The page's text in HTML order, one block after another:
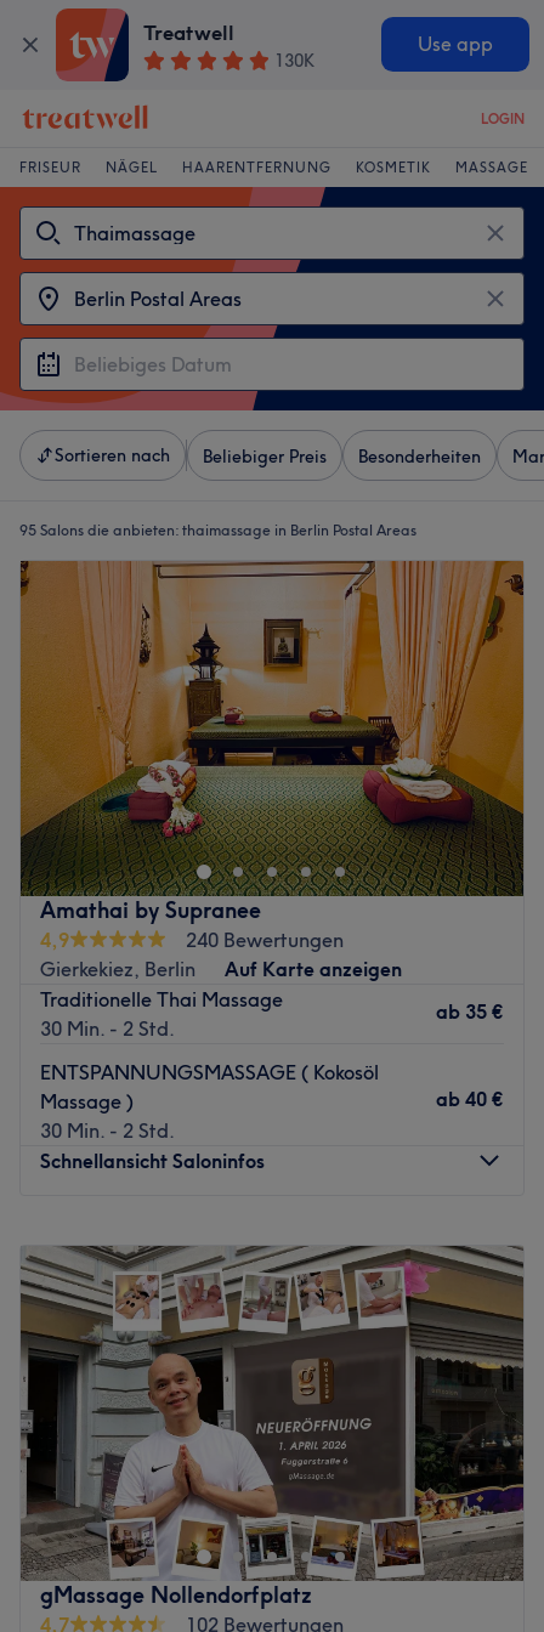
Treatwell
130K
Use app
LOGIN
FRISEUR NÄGEL HAARENTFERNUNG KOSMETIK MASSAGE
Sortieren nach Beliebiger Preis Besonderheiten
95 Salons die anbieten: thaimassage in Berlin Postal Areas
Amathai by Supranee
4,9
240 Bewertungen
Gierkekiez, Berlin
Auf Karte anzeigen
Traditionelle Thai Massage
30 Min. - 2 Std.
ab 35 €
ENTSPANNUNGSMASSAGE ( Kokosöl
Massage )
30 Min. - 2 Std.
ab 40 €
Schnellansicht Saloninfos
Dienstag
10:00–19:00
Mittwoch
10:00 –19:00
Donnerstag
10:00–19:00
Freitag
10:00–19:00
Samstag
19:00
Sonntag
19:00
Amathai by Supranee ist dein Rückzugsort mitten in
Charlottenburg – hier trifft traditionelle thailändische
Massage auf stilvolle Ruhe und achtsame Entspannung.
Hier erlebst du eine Auszeit, in der Körper und Geist zur
Ruhe kommen. Die Behandlungen reichen von klassischer
Thai-Massage über sanfte Dehnungen und Mobilisation
gMassage Nollendorfplatz
4,7
102 Bewertungen